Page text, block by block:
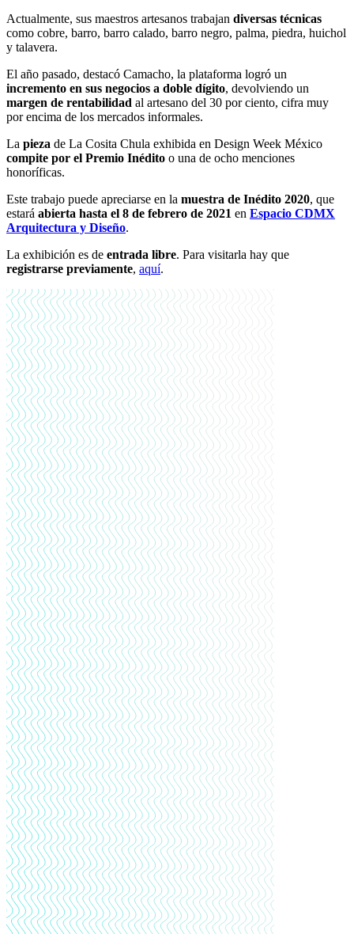
Actualmente, sus maestros artesanos trabajan diversas técnicas
como cobre, barro, barro calado, barro negro, palma, piedra, huichol
y talavera.
El año pasado, destacó Camacho, la plataforma logró un
incremento en sus negocios a doble dígito, devolviendo un
margen de rentabilidad al artesano del 30 por ciento, cifra muy
por encima de los mercados informales.
La pieza de La Cosita Chula exhibida en Design Week México
compite por el Premio Inédito o una de ocho menciones
honoríficas.
Este trabajo puede apreciarse en la muestra de Inédito 2020, que
estará abierta hasta el 8 de febrero de 2021 en Espacio CDMX
Arquitectura y Diseño.
La exhibición es de entrada libre. Para visitarla hay que
registrarse previamente, aquí.